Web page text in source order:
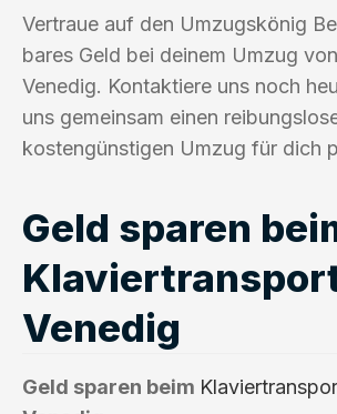
Vertraue auf den Umzugskönig
bares Geld bei deinem Umzug
Venedig. Kontaktiere uns noch
uns gemeinsam einen
kostengünstigen Umzug für dich
Geld sparen
Venedig
Geld sparen beim